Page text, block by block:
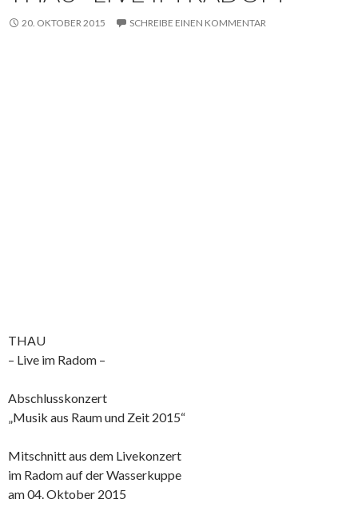
20. OKTOBER 2015 SCHREIBE EINEN KOMMENTAR
THAU
– Live im Radom –
Abschlusskonzert
„Musik aus Raum und Zeit 2015“
Mitschnitt aus dem Livekonzert
im Radom auf der Wasserkuppe
am 04. Oktober 2015